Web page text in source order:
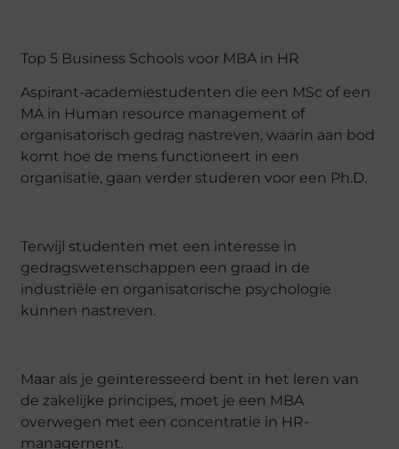
Top 5 Business Schools voor MBA in HR
Aspirant-academiestudenten die een MSc of een
MA in Human resource management of
organisatorisch gedrag nastreven, waarin aan bod
komt hoe de mens functioneert in een
organisatie, gaan verder studeren voor een Ph.D.
Terwijl studenten met een interesse in
gedragswetenschappen een graad in de
industriële en organisatorische psychologie
kunnen nastreven.
Maar als je geïnteresseerd bent in het leren van
de zakelijke principes, moet je een MBA
overwegen met een concentratie in HR-
management.